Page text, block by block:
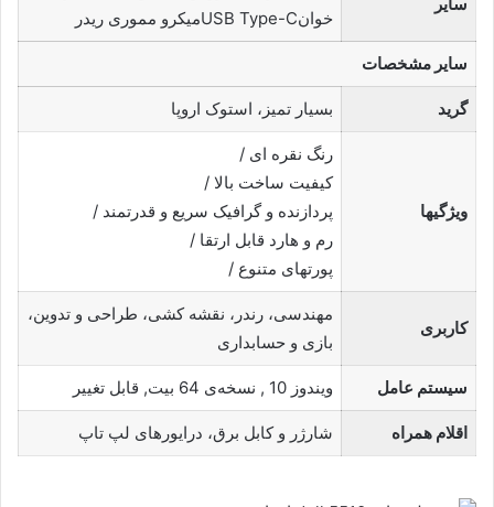
خوانUSB Type-Cمیکرو مموری ریدر
سایر مشخصات
گرید بسیار تمیز، استوک اروپا
ویژگیها
رنگ نقره ای /
کیفیت ساخت بالا /
پردازنده و گرافیک سریع و قدرتمند /
رم و هارد قابل ارتقا /
پورتهای متنوع /
کاربری
مهندسی، رندر، نقشه کشی، طراحی و تدوین،
بازی و حسابداری
سیستم عامل ویندوز 10 , نسخه‌ی 64 بیت, قابل تغییر
اقلام همراه شارژر و کابل برق، درایورهای لپ تاپ